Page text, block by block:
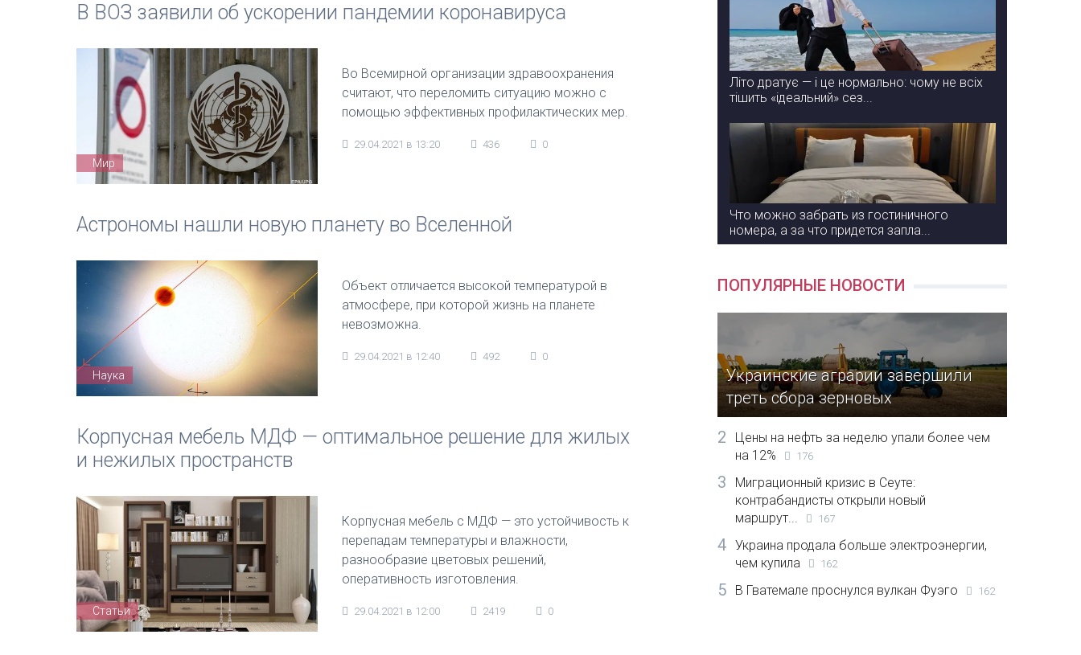
В ВОЗ заявили об ускорении пандемии коронавируса
Мир
Во Всемирной организации здравоохранения
считают, что переломить ситуацию можно с
помощью эффективных профилактических мер.
29.04.2021 в 13:20 436 0
Астрономы нашли новую планету во Вселенной
Наука
Объект отличается высокой температурой в
атмосфере, при которой жизнь на планете
невозможна.
29.04.2021 в 12:40 492 0
Корпусная мебель МДФ — оптимальное решение для жилых
и нежилых пространств
Статьи
Корпусная мебель с МДФ — это устойчивость к
перепадам температуры и влажности,
разнообразие цветовых решений,
оперативность изготовления.
29.04.2021 в 12:00 2419 0
Літо дратує — і це нормально: чому не всіх
тішить «ідеальний» сез...
Что можно забрать из гостиничного
номера, а за что придется запла...
ПОПУЛЯРНЫЕ НОВОСТИ
Украинские аграрии завершили
треть сбора зерновых
2
Цены на нефть за неделю упали более чем
на 12%
176
3
Миграционный кризис в Сеуте:
контрабандисты открыли новый
маршрут...
167
4
Украина продала больше электроэнергии,
чем купила
162
5 В Гватемале проснулся вулкан Фуэго 162